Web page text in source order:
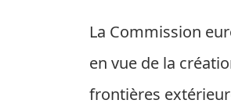
La Commission
en vue de la
frontières